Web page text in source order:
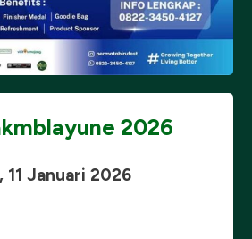
2026
11 Januari 2026